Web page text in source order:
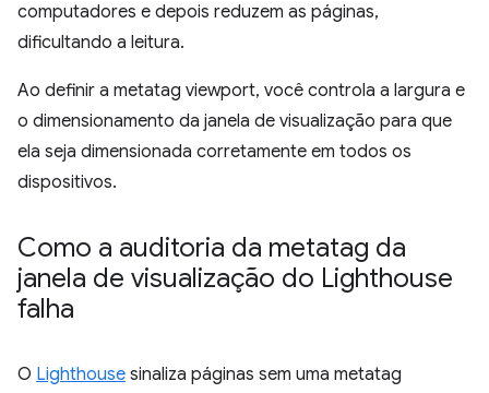
computadores e depois reduzem as páginas,
dificultando a leitura.
Ao definir a metatag viewport, você controla a largura e
o dimensionamento da janela de visualização para que
ela seja dimensionada corretamente em todos os
dispositivos.
Como a auditoria da metatag da
janela de visualização do Lighthouse
falha
O Lighthouse sinaliza páginas sem uma metatag